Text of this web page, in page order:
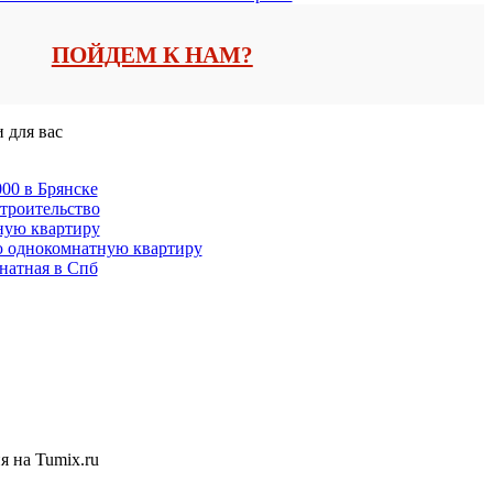
ПОЙДЕМ К НАМ?
для вас
в Брянске
квартиру
квартиру
в Спб
на Tumix.ru